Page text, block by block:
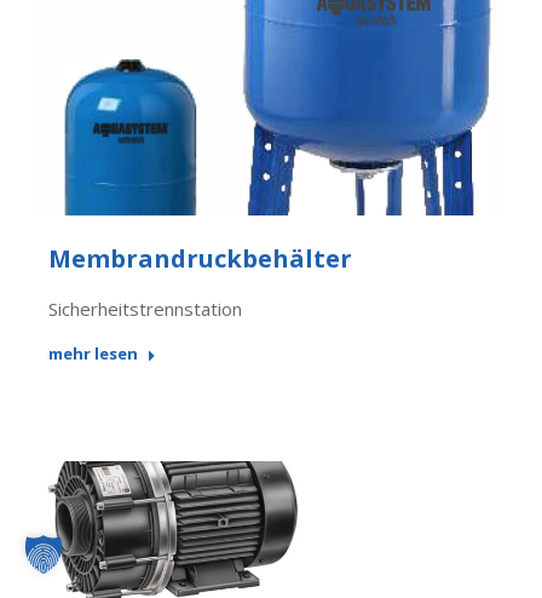
Membrandruckbehälter
Sicherheitstrennstation
mehr lesen